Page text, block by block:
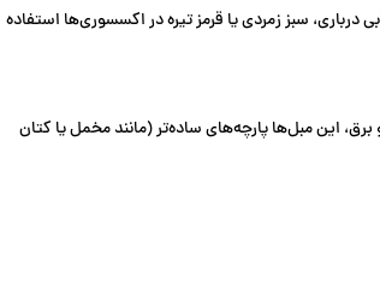
درباری، سبز زمردی یا قرمز تیره در اکسسوری‌ها استفاده
این مبل‌ها پارچه‌های ساده‌تر (مانند مخمل یا کتان